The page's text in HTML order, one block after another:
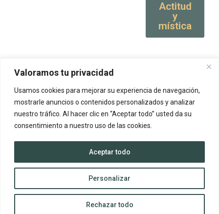
Valoramos tu privacidad
Usamos cookies para mejorar su experiencia de navegación,
mostrarle anuncios o contenidos personalizados y analizar
nuestro tráfico. Al hacer clic en “Aceptar todo” usted da su
consentimiento a nuestro uso de las cookies.
Personalizar
Rechazar todo
Aceptar todo
Actitud
y
mística